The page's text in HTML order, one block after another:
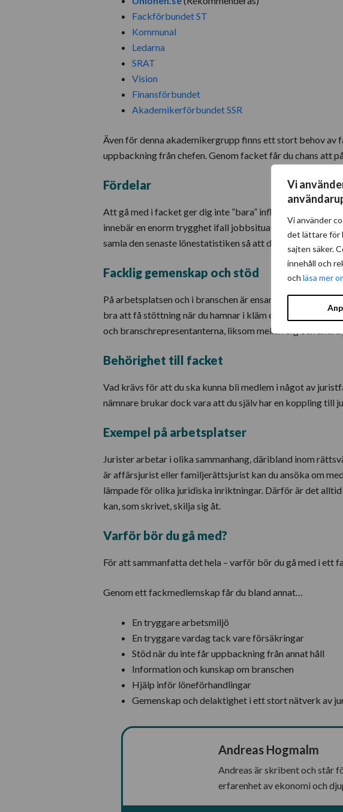
Vi
Vi använder
det lättare för
sajten säker.
innehåll och
och läsa mer
Fackförbundet ST
Kommunal
Ledarna
SRAT
Vision
Finansförbundet
Akademikerförbundet SSR
Även för denna akademikergrupp finns ett stort behov av
uppbackning från chefen. Genom facket får du chans att
Fördelar
Att gå med i facket ger dig inte ”bara” inflytande. Tack
innebär en enorm trygghet ifall jobbsituationen inte blir
samla den senaste lönestatistiken så att du vet vilken lön
Facklig gemenskap och stöd
På arbetsplatsen och i branschen är ensam sällan stark.
bra att få stöttning när du hamnar i kläm eller när du helt
och branschrepresentanterna, liksom mellan dig och andra
Behörighet till facket
Vad krävs för att du ska kunna bli medlem i något av
nämnare brukar dock vara att du själv har en koppling till
Exempel på arbetsplatser
Jurister arbetar i olika sammanhang, däribland inom
är affärsjurist eller familjerättsjurist kan du ansöka om
lämpade för olika juridiska inriktningar. Därför är det
kan, som skrivet, skilja sig åt.
Varför bör du gå med?
För att sammanfatta det hela – varför bör du gå med i ett
Genom ett fackmedlemskap får du bland annat…
En tryggare arbetsmiljö
En tryggare vardag tack vare försäkringar
Stöd när du inte får uppbackning från annat håll
Information och kunskap om branschen
Hjälp inför löneförhandlingar
Gemenskap och delaktighet i ett stort nätverk av
Andreas Hogmalm
Andreas är skribent och står
erfarenhet av ekonomi och